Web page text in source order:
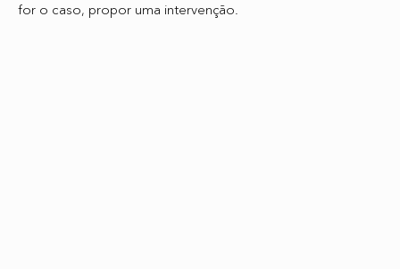
for o caso, propor uma intervenção.